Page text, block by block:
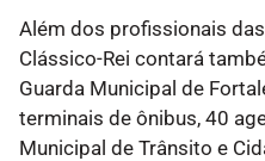
Além dos profissionais
Clássico-Rei contará
Guarda Municipal de
terminais de ônibus, 40
Municipal de Trânsito e